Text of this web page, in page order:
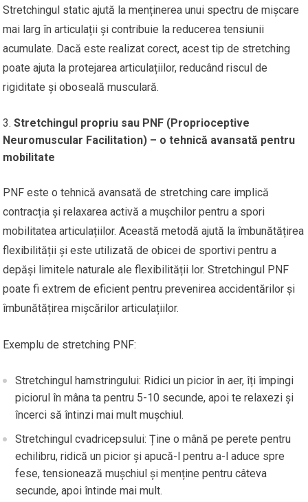
Stretchingul static ajută la menținerea unui spectru de mișcare
mai larg în articulații și contribuie la reducerea tensiunii
acumulate. Dacă este realizat corect, acest tip de stretching
poate ajuta la protejarea articulațiilor, reducând riscul de
rigiditate și oboseală musculară.
Stretchingul propriu sau PNF (Proprioceptive
Neuromuscular Facilitation) – o tehnică avansată pentru
mobilitate
PNF este o tehnică avansată de stretching care implică
contracția și relaxarea activă a mușchilor pentru a spori
mobilitatea articulațiilor. Această metodă ajută la îmbunătățirea
flexibilității și este utilizată de obicei de sportivi pentru a
depăși limitele naturale ale flexibilității lor. Stretchingul PNF
poate fi extrem de eficient pentru prevenirea accidentărilor și
îmbunătățirea mișcărilor articulațiilor.
Exemplu de stretching PNF:
Stretchingul hamstringului: Ridici un picior în aer, îți împingi
piciorul în mâna ta pentru 5-10 secunde, apoi te relaxezi și
încerci să întinzi mai mult mușchiul.
Stretchingul cvadricepsului: Ține o mână pe perete pentru
echilibru, ridică un picior și apucă-l pentru a-l aduce spre
fese, tensionează mușchiul și menține pentru câteva
secunde, apoi întinde mai mult.